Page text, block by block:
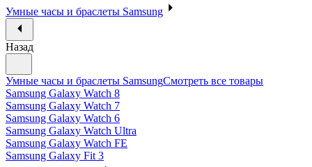
Умные часы и браслеты Samsung
Назад
Умные часы и браслеты SamsungСмотреть все товары
Samsung Galaxy Watch 8
Samsung Galaxy Watch 7
Samsung Galaxy Watch 6
Samsung Galaxy Watch Ultra
Samsung Galaxy Watch FE
Samsung Galaxy Fit 3